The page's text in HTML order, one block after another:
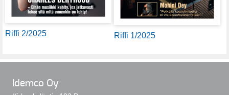
Riffi 2/2025 Riffi 1/2025
Idemco Oy